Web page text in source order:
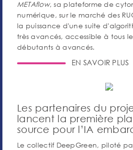
METAflow, sa plateforme de
numérique, sur le marché des
la puissance d'une suite
très avancés, accessible à tous
débutants à avancés.
EN SAVOIR PLUS
Les partenaires du
lancent la première
source pour l’IA
Le collectif DeepGreen, piloté